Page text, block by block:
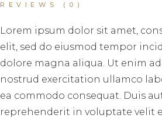
REVIEWS (0)
Lorem ipsum dolor sit amet,
elit, sed do eiusmod tempor
dolore magna aliqua. Ut enim
nostrud exercitation ullamco
ea commodo consequat. Duis
reprehenderit in voluptate velit